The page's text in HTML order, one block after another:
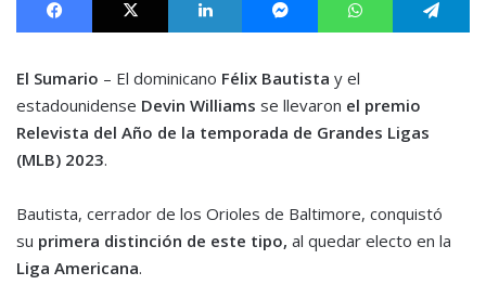
El Sumario – El dominicano Félix Bautista y el
estadounidense Devin Williams se llevaron el premio
Relevista del Año de la temporada de Grandes Ligas
(MLB) 2023.
Bautista, cerrador de los Orioles de Baltimore, conquistó
su primera distinción de este tipo, al quedar electo en la
Liga Americana.